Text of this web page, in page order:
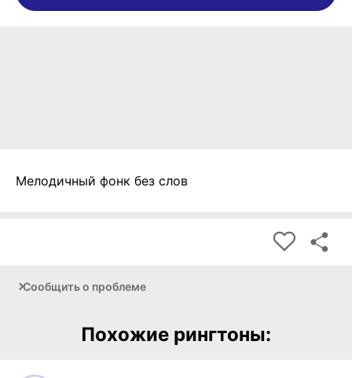
Мелодичный фонк без слов
Сообщить о проблеме
Похожие рингтоны: